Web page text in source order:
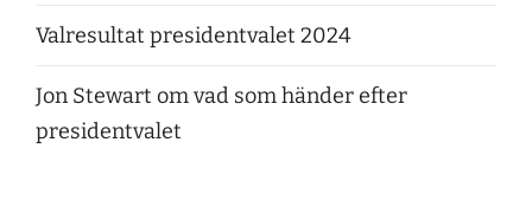
Valresultat presidentvalet 2024
Jon Stewart om vad som händer efter
presidentvalet